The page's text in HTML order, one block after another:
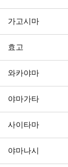
가고시마
효고
와카야마
야마가타
사이타마
야마나시